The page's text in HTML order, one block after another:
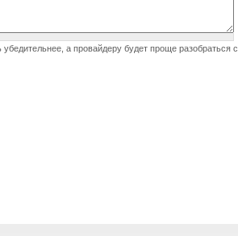
а провайдеру будет проще разобраться с